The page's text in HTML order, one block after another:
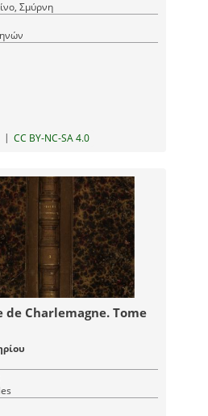
Σμύρνη
| CC BY-NC-SA 4.0
de Charlemagne. Tome